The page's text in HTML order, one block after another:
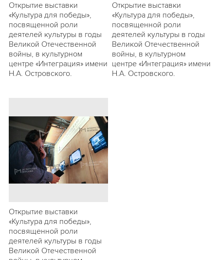
Открытие выставки
«Культура для победы»,
посвященной роли
деятелей культуры в годы
Великой Отечественной
войны, в культурном
центре «Интеграция» имени
Н.А. Островского.
Открытие выставки
«Культура для победы»,
посвященной роли
деятелей культуры в годы
Великой Отечественной
войны, в культурном
центре «Интеграция» имени
Н.А. Островского.
Открытие выставки
«Культура для победы»,
посвященной роли
деятелей культуры в годы
Великой Отечественной